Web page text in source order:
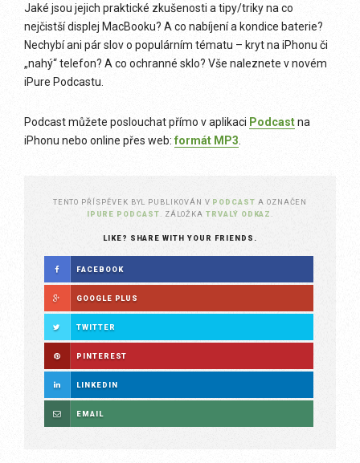
Jaké jsou jejich praktické zkušenosti a tipy/triky na co
nejčistší displej MacBooku? A co nabíjení a kondice baterie?
Nechybí ani pár slov o populárním tématu – kryt na iPhonu či
„nahý“ telefon? A co ochranné sklo? Vše naleznete v novém
iPure Podcastu.
Podcast můžete poslouchat přímo v aplikaci Podcastna
iPhonu nebo online přes web: formát MP3
TENTO PŘÍSPĚVEK BYL PUBLIKOVÁN V PODCAST A OZNAČEN
IPURE PODCAST . ZÁLOŽKATRVALÝ ODKAZ
LIKE? SHARE WITH YOUR FRIENDS.
FACEBOOK
GOOGLE PLUS
TWITTER
PINTEREST
LINKEDIN
EMAIL